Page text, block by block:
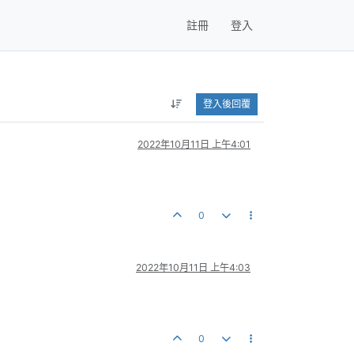
註冊 登入
登入後回覆
2022年10月11日 上午4:01
0
2022年10月11日 上午4:03
0